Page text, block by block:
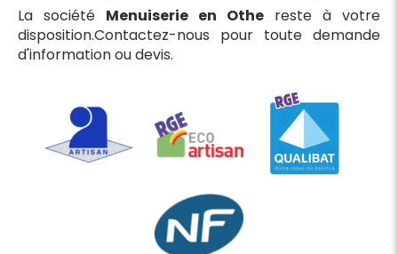
La société Menuiserie en Othe reste à votre
disposition.Contactez-nous pour toute demande
d'information ou devis.